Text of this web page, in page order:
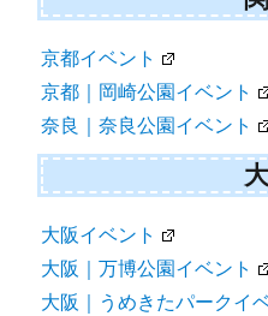
京都イベント
京都｜岡崎公園イベント
奈良｜奈良公園イベント
大阪イベント
大阪｜万博公園イベント
大阪｜うめきたパークイ